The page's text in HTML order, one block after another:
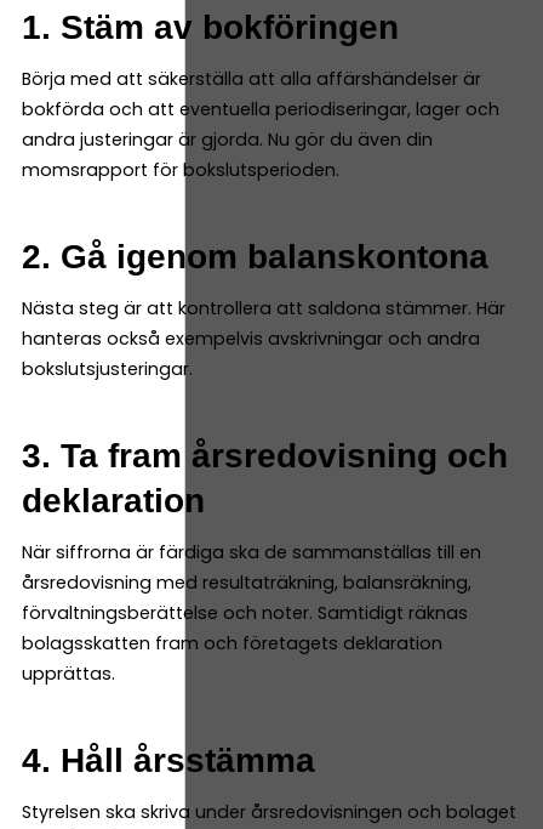
1. Stäm av bokföringen
Börja med att säkerställa att alla affärshändelser är
bokförda och att eventuella periodiseringar, lager och
andra justeringar är gjorda. Nu gör du även din
momsrapport för bokslutsperioden.
2. Gå igenom balanskontona
Nästa steg är att kontrollera att saldona stämmer. Här
hanteras också exempelvis avskrivningar och andra
bokslutsjusteringar.
3. Ta fram årsredovisning och
deklaration
När siffrorna är färdiga ska de sammanställas till en
årsredovisning med resultaträkning, balansräkning,
förvaltningsberättelse och noter. Samtidigt räknas
bolagsskatten fram och företagets deklaration
upprättas.
4. Håll årsstämma
Styrelsen ska skriva under årsredovisningen och bolaget